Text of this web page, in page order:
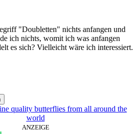
"Doubletten" nichts anfangen und
ich nichts, womit ich was anfangen
es sich? Vielleicht wäre ich interessiert.
ANZEIGE